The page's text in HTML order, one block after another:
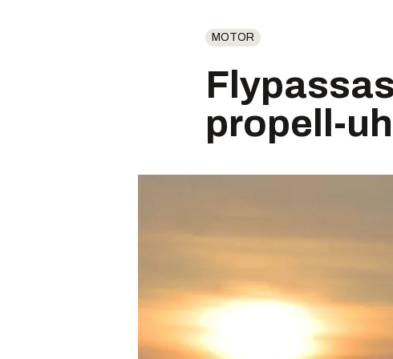
MOTOR
propell-